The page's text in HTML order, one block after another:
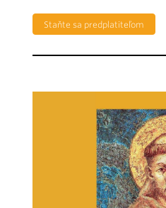
Staňte sa predplatiteľom